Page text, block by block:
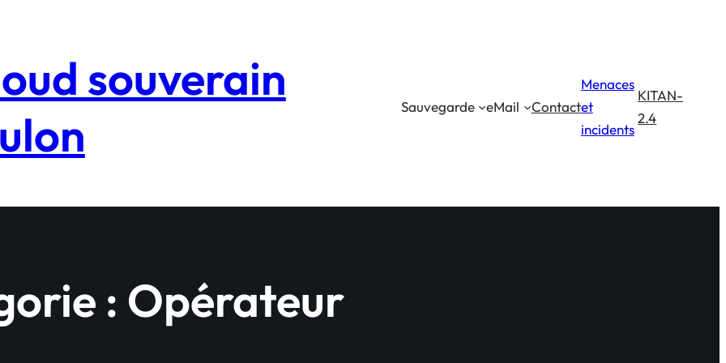
souverain
Sauvegarde eMail Contact
Menaces
et
incidents
KITAN-
2.4
: Opérateur